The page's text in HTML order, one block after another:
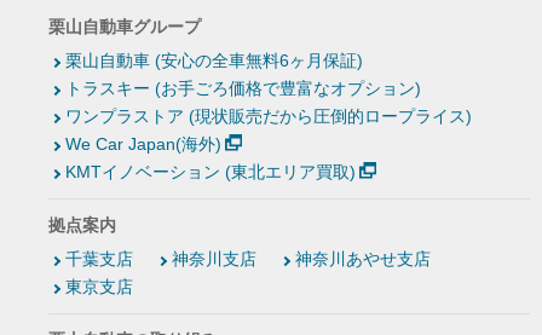
栗山自動車グループ
栗山自動車 (安心の全車無料6ヶ月保証)
トラスキー (お手ごろ価格で豊富なオプション)
ワンプラストア (現状販売だから圧倒的ロープライス)
We Car Japan(海外)
KMTイノベーション (東北エリア買取)
拠点案内
千葉支店
神奈川支店
神奈川あやせ支店
東京支店